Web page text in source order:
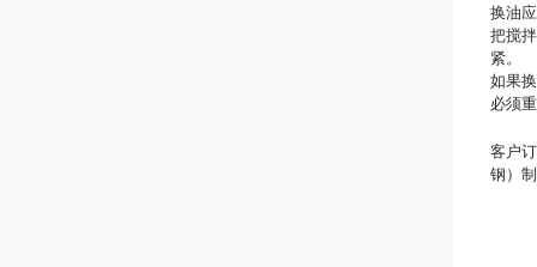
换油
把搅
紧。
如果
必须
客户
钢）